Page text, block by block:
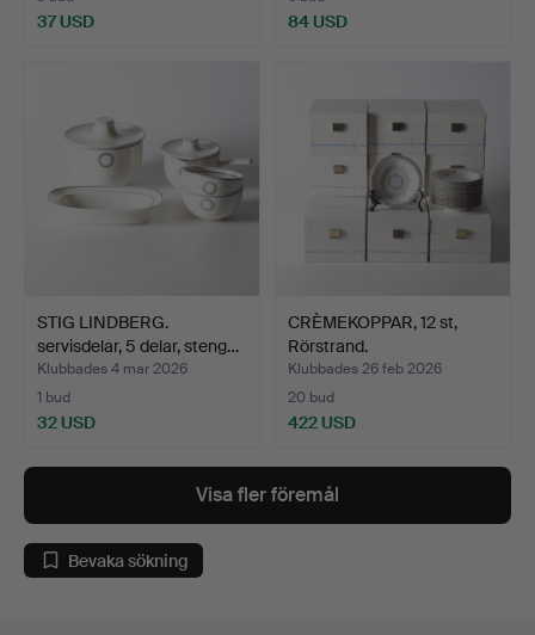
37 USD 84 USD
STIG LINDBERG.
servisdelar, 5 delar, steng…
Klubbades 4 mar 2026
1 bud
32 USD
CRÈMEKOPPAR, 12 st,
Rörstrand.
Klubbades 26 feb 2026
20 bud
422 USD
Visa fler föremål
Bevaka sökning